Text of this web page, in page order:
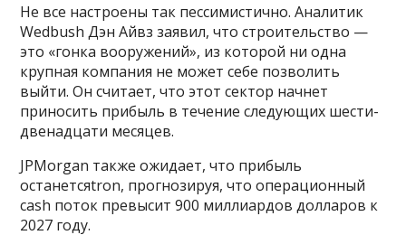
Не все настроены так пессимистично. Аналитик
Wedbush Дэн Айвз заявил, что строительство —
это «гонка вооружений», из которой ни одна
крупная компания не может себе позволить
выйти. Он считает, что этот сектор начнет
приносить прибыль в течение следующих шести-
двенадцати месяцев.
JPMorgan также ожидает, что прибыль
останетсяtron, прогнозируя, что операционный
cash поток превысит 900 миллиардов долларов к
2027 году.